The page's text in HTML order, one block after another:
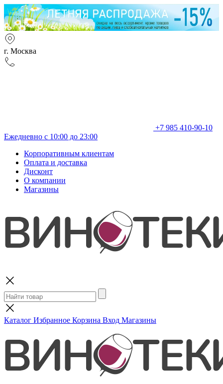
г. Москва
+7 985 410-90-10
Ежедневно с 10:00 до 23:00
Корпоративным клиентам
Оплата и доставка
Дисконт
О компании
Магазины
Каталог Избранное Корзина Вход Магазины